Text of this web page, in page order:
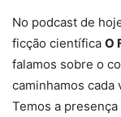
No podcast de
ficção científica O
falamos sobre o
caminhamos cada
Temos a presença